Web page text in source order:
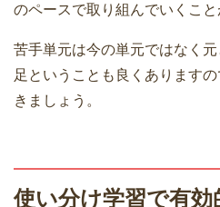
のペースで取り組んでいくこと
苦手単元は今の単元ではなく
足ということも良くあります
きましょう。
使い分け学習で有